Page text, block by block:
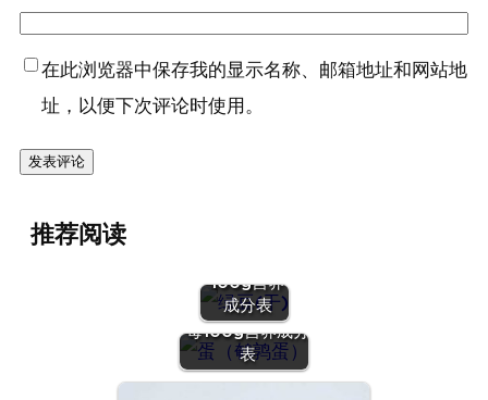
在此浏览器中保存我的显示名称、邮箱地址和网站地
址，以便下次评论时使用。
推荐阅读
100g营养
成分表
『蛋（鹌鹑
蛋）』营养价值 |
每100g营养成分
表